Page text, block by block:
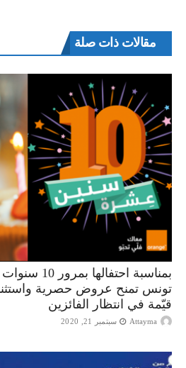
مقالات ذات صلة
بمناسبة
تونس تمنح عروض حصرية
قيّمة في انتظار الفائزين
Attayma سبتمبر 21, 2020